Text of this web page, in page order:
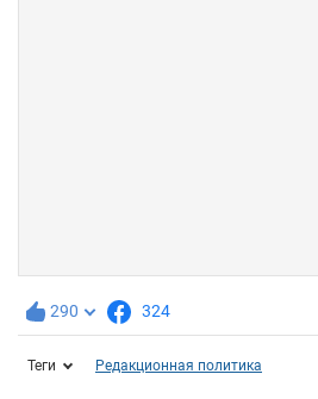
290 324
Теги Редакционная политика